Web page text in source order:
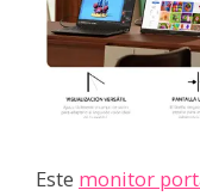
Este monitor